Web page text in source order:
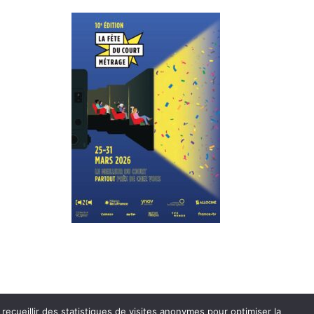
des statistiques de visites anonymes pour optimiser la